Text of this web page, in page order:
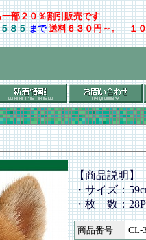
一部２０％割引販売です
８５ まで送料６３０円～。 １
【商品説明】
・サイズ：
・枚 数：28P
商品番号
CL-